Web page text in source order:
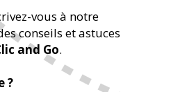
vous à notre
conseils et astuces
and Go.
?